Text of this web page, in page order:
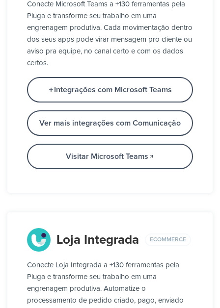
Conecte Microsoft Teams a +130 ferramentas pela
Pluga e transforme seu trabalho em uma
engrenagem produtiva. Cada movimentação dentro
dos seus apps pode virar mensagem pro cliente ou
aviso pra equipe, no canal certo e com os dados
certos.
Integrações com Microsoft Teams
Ver mais integrações com Comunicação
Visitar Microsoft Teams
Loja Integrada ECOMMERCE
Conecte Loja Integrada a +130 ferramentas pela
Pluga e transforme seu trabalho em uma
engrenagem produtiva. Automatize o
processamento de pedido criado, pago, enviado